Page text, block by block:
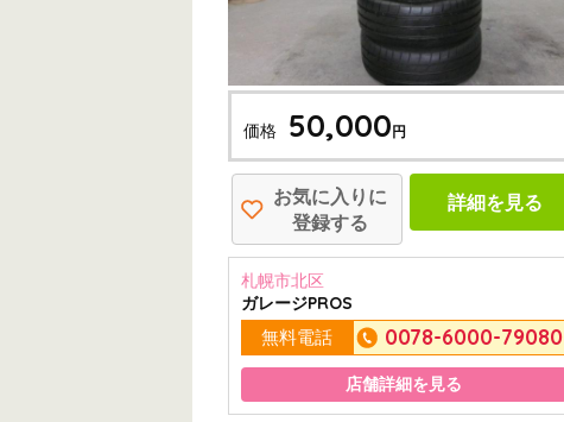
価格 50,000円
お気に入りに
登録する
詳細を見る
札幌市北区
ガレージPROS
無料電話 0078-6000-79080
店舗詳細を見る